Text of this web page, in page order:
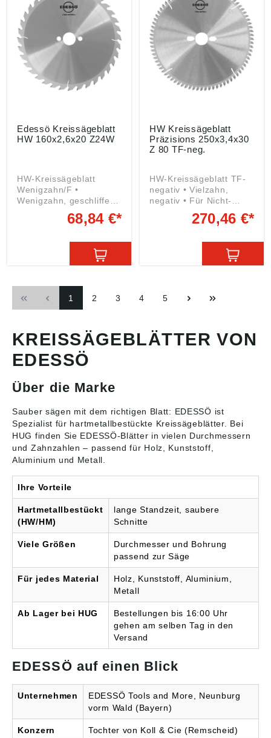
dnung ((EU) 2023/998):
TKM GmbH, In der
Fleute 18, 42897
Remscheid, DE,
info@tkmgroup.com
Edessö Kreissägeblatt
HW 160x2,6x20 Z24W
HW-Kreissägeblatt
Wenigzahn/F •
Wenigzahn, geschliffen •
Zum groben Trennen
von allen Hart- und
für: AEG, Atlas Copco,
Einhell, Fein, Felisatti,
Festool, Haffner,
Her, Kress, Mafell,
Makita, Metabo, Narex,
Protool, Rotwerk, Ryobi,
Angaben gemäß
Produktsicherheitsveror
dnung ((EU) 2023/998):
TKM GmbH, In der
Remscheid, DE,
68,84 €*
HW Kreissägeblatt
Präzisions 250x3,4x30
Z 80 TF-neg.
HW-Kreissägeblatt TF-
negativ • Vielzahn,
negativ • Für Nicht-
Eisen-Metalle,
Aluminium, Kunststoff •
Gehrungskappsägen mit
pendelndem Sägeblatt
oder Tischkreissägen,
arbeiten Passend für:
Elektra, ELU, Emco,
Felder, Felisatti, Ferm,
Produktsicherheitsveror
dnung ((EU) 2023/998):
TKM GmbH, In der
Fleute 18, 42897
Remscheid, DE,
270,46 €*
1 2 3 4 5
KREISSÄGEBLÄTTER VON
EDESSÖ
Über die Marke
Sauber sägen mit dem richtigen Blatt: EDESSÖ ist
Spezialist für hartmetallbestückte Kreissägeblätter. Bei
HUG finden Sie EDESSÖ-Blätter in vielen Durchmessern
und Zahnzahlen – passend für Holz, Kunststoff,
Aluminium und Metall.
Ihre Vorteile
Hartmetallbestückt
(HW/HM)
lange Standzeit, saubere
Schnitte
Viele Größen
Durchmesser und Bohrung
passend zur Säge
Für jedes Material
Holz, Kunststoff, Aluminium,
Metall
Ab Lager bei HUG
Bestellungen bis 16:00 Uhr
gehen am selben Tag in den
Versand
EDESSÖ auf einen Blick
Unternehmen
EDESSÖ Tools and More, Neunburg
vorm Wald (Bayern)
Konzern Tochter von Koll & Cie (Remscheid)